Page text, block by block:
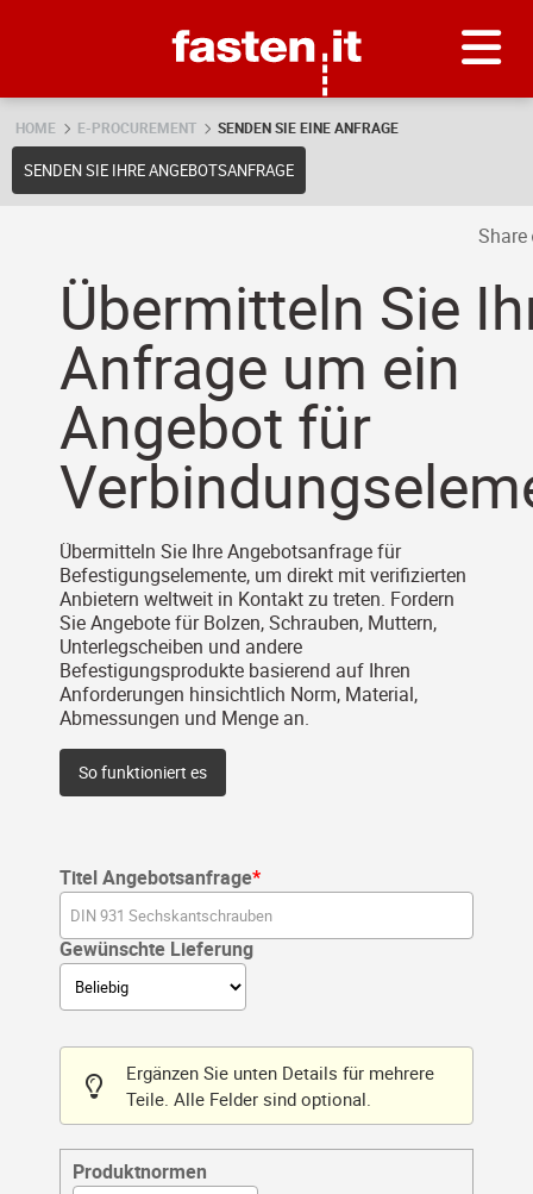
HOME E-PROCUREMENT SENDEN SIE EINE ANFRAGE
SENDEN SIE IHRE ANGEBOTSANFRAGE
Übermitteln Sie
Anfrage um ein
Angebot für
Übermitteln Sie Ihre Angebotsanfrage für
Befestigungselemente, um direkt mit verifizierten
Anbietern weltweit in Kontakt zu treten. Fordern
Sie Angebote für Bolzen, Schrauben, Muttern,
Unterlegscheiben und andere
Befestigungsprodukte basierend auf Ihren
Anforderungen hinsichtlich Norm, Material,
Abmessungen und Menge an.
So funktioniert es
Titel Angebotsanfrage
Gewünschte Lieferung
Ergänzen Sie unten Details für mehrere
Teile. Alle Felder sind optional.
Produktnormen
Share